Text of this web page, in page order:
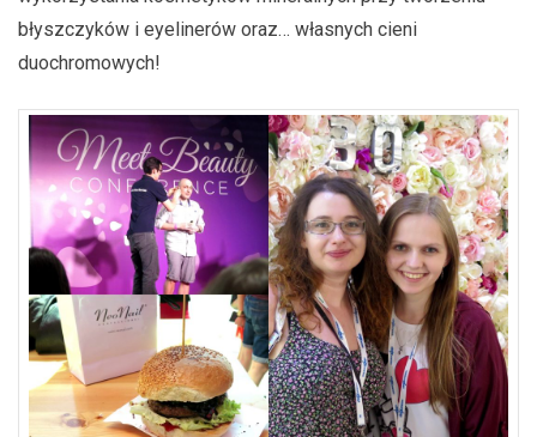
błyszczyków i eyelinerów oraz… własnych cieni
duochromowych!